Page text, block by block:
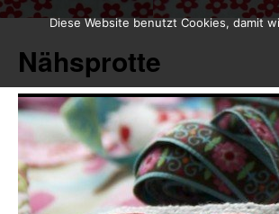
springen
Nähsprotte
Diese Website benutzt Cookies, damit